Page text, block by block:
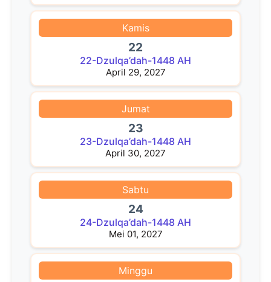
Kamis
22
22-Dzulqa’dah-1448 AH
April 29, 2027
Jumat
23
23-Dzulqa’dah-1448 AH
April 30, 2027
Sabtu
24
24-Dzulqa’dah-1448 AH
Mei 01, 2027
Minggu